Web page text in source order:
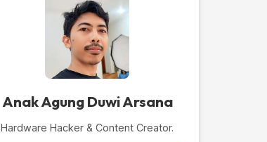
Anak Agung Duwi Arsana
Hardware Hacker & Content Creator.